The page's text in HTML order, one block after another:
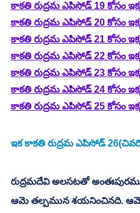
కాకతి రుద్రమ ఎపిసోడ్ 19 కోసం
కాకతి రుద్రమ ఎపిసోడ్ 20 కోసం
కాకతి రుద్రమ ఎపిసోడ్ 21 కోసం
కాకతి రుద్రమ ఎపిసోడ్ 22 కోసం
కాకతి రుద్రమ ఎపిసోడ్ 23 కోసం
కాకతి రుద్రమ ఎపిసోడ్ 24 కోసం
కాకతి రుద్రమ ఎపిసోడ్ 25 కోసం
ఇక కాకతి రుద్రమ ఎపిసోడ్
రుద్రమదేవి అలసటతో
ఆమె తల్పమున శయనించినది.